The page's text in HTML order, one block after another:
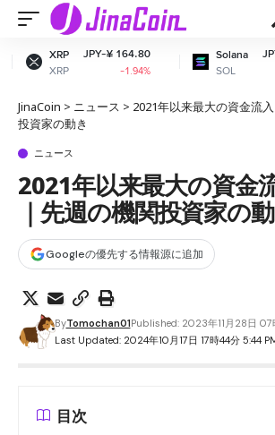
¥ 164.80
-1.94%
Solana
SOL
JPY-¥ 11,560.23
-1.08%
JinaCoin > ニュース > 2021年以来最大の資金流
投資家の動き
ニュース
2021年以来最大の資金
｜先週の機関投資家の
Googleの優先する情報源に追加
Last Updated: 2024年10月17日 17時44分 5:44
ByTomochan01Published: 2023年11月28日 07
目次